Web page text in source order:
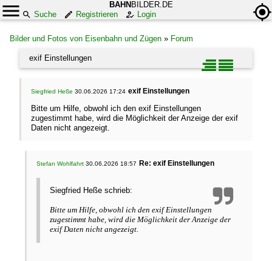
BAHN BILDER.DE
Suche
Registrieren Login
Bilder und Fotos von Eisenbahn und Zügen » Forum
exif Einstellungen
Siegfried Heße 30.06.2026 17:24 exif Einstellungen
Bitte um Hilfe, obwohl ich den exif Einstellungen
zugestimmt habe, wird die Möglichkeit der Anzeige der exif
Daten nicht angezeigt.
Stefan Wohlfahrt30.06.2026 18:57 Re: exif Einstellungen
Siegfried Heße schrieb:
Bitte um Hilfe, obwohl ich den exif Einstellungen
zugestimmt habe, wird die Möglichkeit der Anzeige der
exif Daten nicht angezeigt.